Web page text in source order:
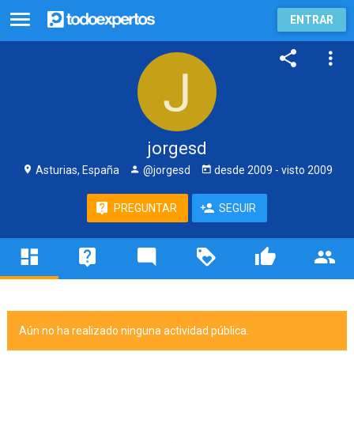
ENTRAR
jorgesd
Asturias, España @jorgesd desde 2009 - visto 2009
PREGUNTAR SEGUIR
Aún no ha realizado ninguna actividad pública.